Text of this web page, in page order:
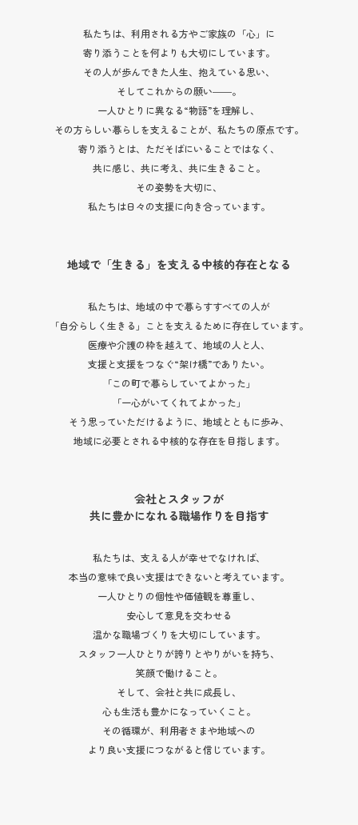
私たちは、利用される方やご家族の「心」に
寄り添うことを何よりも大切にしています。
その人が歩んできた人生、抱えている思い、
そしてこれからの願い――。
一人ひとりに異なる“物語”を理解し、
その方らしい暮らしを支えることが、私たちの原点です。
寄り添うとは、ただそばにいることではなく、
共に感じ、共に考え、共に生きること。
その姿勢を大切に、
私たちは日々の支援に向き合っています。
地域で「生きる」を支える中核的存在となる
私たちは、地域の中で暮らすすべての人が
「自分らしく生きる」ことを支えるために存在しています。
医療や介護の枠を越えて、地域の人と人、
支援と支援をつなぐ“架け橋”でありたい。
「この町で暮らしていてよかった」
「一心がいてくれてよかった」
そう思っていただけるように、地域とともに歩み、
地域に必要とされる中核的な存在を目指します。
会社とスタッフが
共に豊かになれる職場作りを目指す
私たちは、支える人が幸せでなければ、
本当の意味で良い支援はできないと考えています。
一人ひとりの個性や価値観を尊重し、
安心して意見を交わせる
温かな職場づくりを大切にしています。
スタッフ一人ひとりが誇りとやりがいを持ち、
笑顔で働けること。
そして、会社と共に成長し、
心も生活も豊かになっていくこと。
その循環が、利用者さまや地域への
より良い支援につながると信じています。